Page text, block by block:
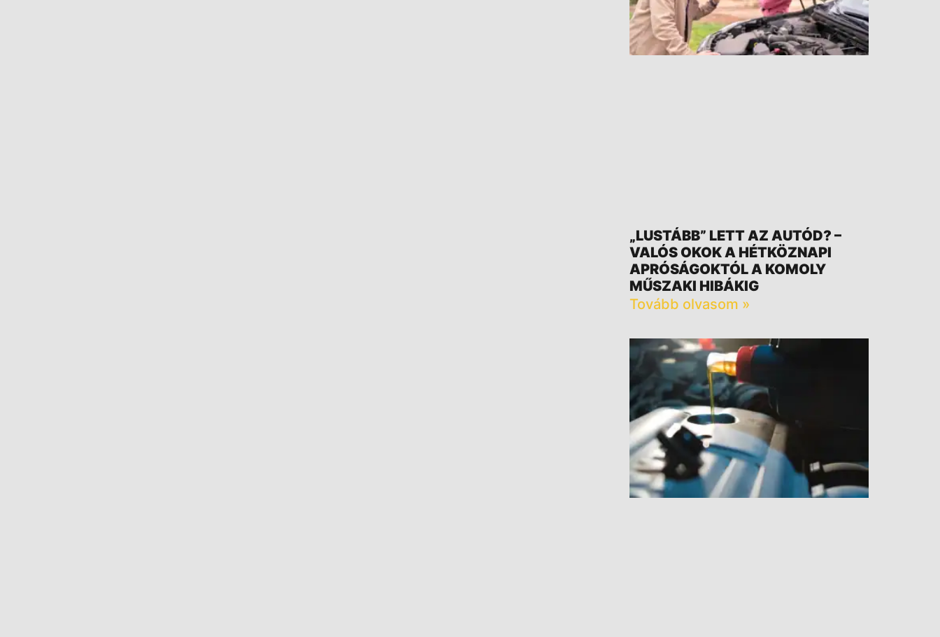
„LUSTÁBB” LETT AZ AUTÓD? –
VALÓS OKOK A HÉTKÖZNAPI
APRÓSÁGOKTÓL A KOMOLY
MŰSZAKI HIBÁKIG
Tovább olvasom »